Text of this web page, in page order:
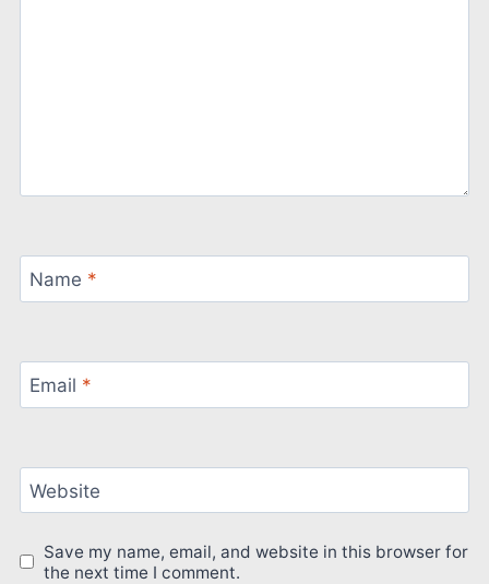
Name *
Email *
Website
Save my name, email, and website in this browser for
the next time I comment.